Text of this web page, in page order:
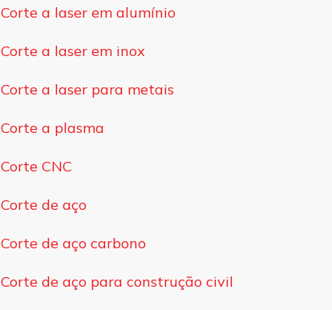
Corte a laser em alumínio
Corte a laser em inox
Corte a laser para metais
Corte a plasma
Corte CNC
Corte de aço
Corte de aço carbono
Corte de aço para construção civil